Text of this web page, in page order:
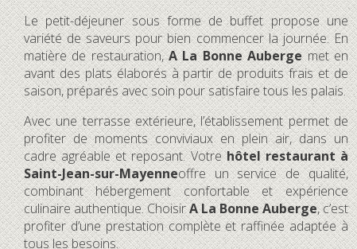
Le petit-déjeuner sous forme de buffet propose une
variété de saveurs pour bien commencer la journée. En
matière de restauration,A La Bonne Aubergemet en
avant des plats élaborés à partir de produits frais et de
saison, préparés avec soin pour satisfaire tous les palais.
Avec une terrasse extérieure, l’établissement permet de
profiter de moments conviviaux en plein air, dans un
cadre agréable et reposant. Votrehôtel restaurant à
Saint-Jean-sur-Mayenneoffre un service de qualité,
combinant hébergement confortable et expérience
culinaire authentique. ChoisirA La Bonne Auberge, c’est
profiter d’une prestation complète et raffinée adaptée à
tous les besoins.